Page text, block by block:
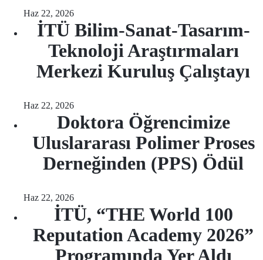
Haz 22, 2026
İTÜ Bilim-Sanat-Tasarım-
Teknoloji Araştırmaları
Merkezi Kuruluş Çalıştayı
Haz 22, 2026
Doktora Öğrencimize
Uluslararası Polimer Proses
Derneğinden (PPS) Ödül
Haz 22, 2026
İTÜ, “THE World 100
Reputation Academy 2026”
Programında Yer Aldı